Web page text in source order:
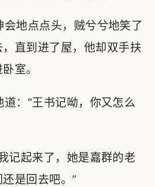
地点点头，贼兮兮地笑了
直到进了屋，他却双手扶
室。
：“王书记呦，你又怎么
记起来了，她是嘉群的老
是回去吧。”